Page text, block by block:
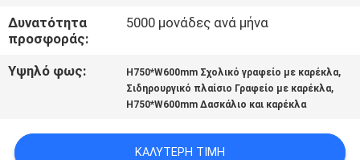
ΖΗΤΉΣΤΕ
ΈΝΑ
ΑΠΌΣΠΑΣΜΑ
SITEMAP
Δυνατότητα
προσφοράς:
5000 μονάδες ανά μήνα
Υψηλό φως: H750*W600mm Σχολικό γραφείο με καρέκλα,
Σιδηρουργικό πλαίσιο Γραφείο με καρέκλα,
H750*W600mm Δασκάλιο και καρέκλα
ΚΑΛΎΤΕΡΗ ΤΙΜΉ